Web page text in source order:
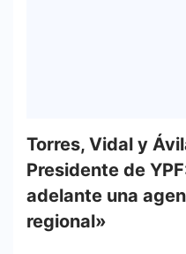
Torres, Vidal y
Presidente de
adelante una
regional»